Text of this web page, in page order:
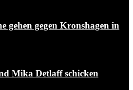
gehen gegen Kronshagen in
Mika Detlaff schicken